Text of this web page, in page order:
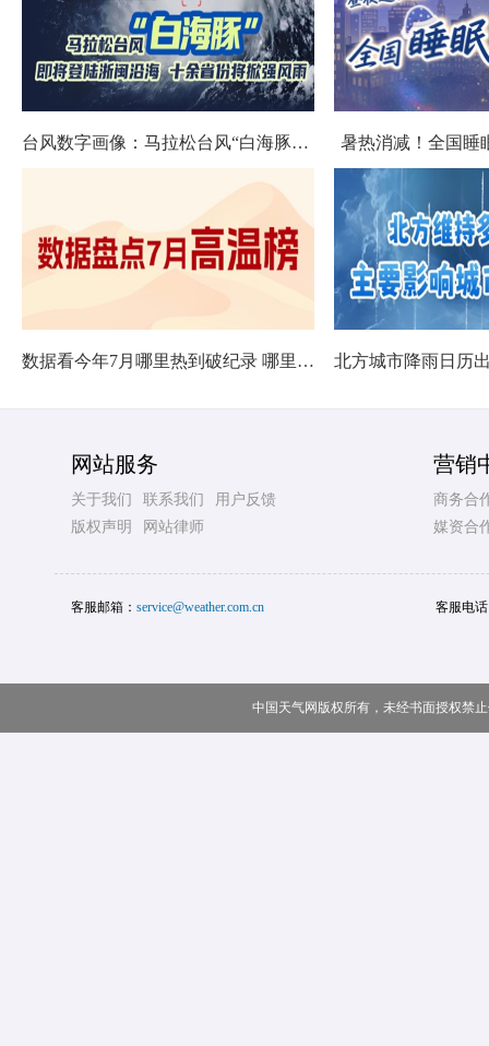
台风数字画像：马拉松台风“白海豚”将影响十余省份 暑热消减！全国睡
数据看今年7月哪里热到破纪录 哪里暑热连轴转
网站服务
关于我们 联系我们
用户反馈
版权声明
网站律师
营销
商务合
媒资合
客服邮箱： service@weather.com.cn 客服电
中国天气网版权所有，未经书面授权